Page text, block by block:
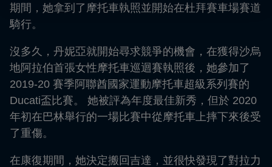
期間，她拿到了摩托車執照並開始在杜拜賽車場賽道
騎行。
沒多久，丹妮亞就開始尋求競爭的機會，在獲得沙烏
地阿拉伯首張女性摩托車巡迴賽執照後，她參加了
2019-20 賽季阿聯酋國家運動摩托車超級系列賽的
Ducati盃比賽。 她被評為年度最佳新秀，但於 2020
年初在巴林舉行的一場比賽中從摩托車上摔下來後受
了重傷。
在康復期間，她決定搬回吉達，並很快發現了對拉力